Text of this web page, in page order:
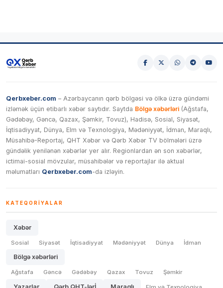
Qerbxeber.com – Azərbaycanın qərb bölgəsi və ölkə üzrə gündəmi
izləmək üçün etibarlı xəbər saytıdır. Saytda Bölgə xəbərləri (Ağstafa,
Gədəbəy, Gəncə, Qazax, Şəmkir, Tovuz), Hadisə, Sosial, Siyasət,
İqtisadiyyat, Dünya, Elm və Texnologiya, Mədəniyyət, İdman, Maraqlı,
Müsahibə-Reportaj, QHT Xəbər və Qərb Xəbər TV bölmələri üzrə
gündəlik yenilənən xəbərlər yer alır. Regionlardan ən son xəbərlər,
ictimai-sosial mövzular, müsahibələr və reportajlar ilə aktual
məlumatları Qerbxeber.com-da izləyin.
KATEQORIYALAR
Xəbər
Sosial Siyasət İqtisadiyyat Mədəniyyət Dünya İdman
Bölgə xəbərləri
Ağstafa Gəncə Gədəbəy Qazax Tovuz Şəmkir